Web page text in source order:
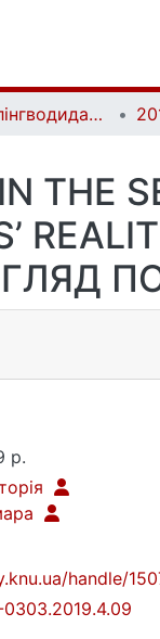
Мистецтво лінгводидактики | Ars Linguodidacticae
THE
р.
handle/
0303.2019.4.09